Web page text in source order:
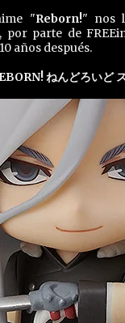
"Reborn!" nos
por parte de
años después.
ねんどろいど